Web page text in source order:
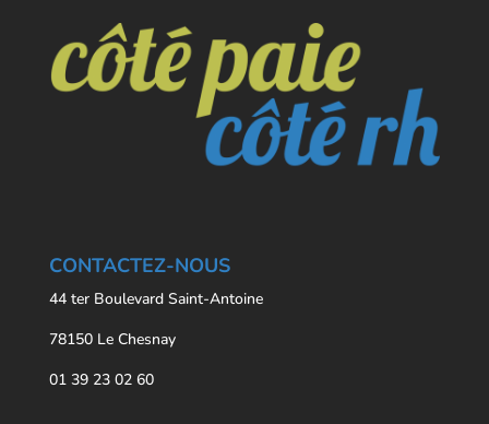
CONTACTEZ-NOUS
44 ter Boulevard Saint-Antoine
78150 Le Chesnay
01 39 23 02 60